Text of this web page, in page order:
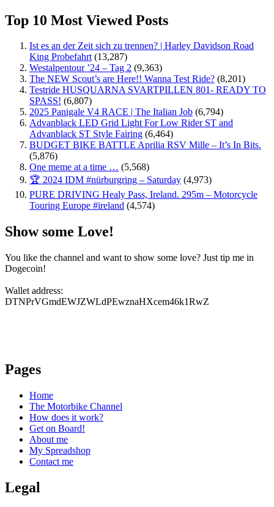
Top 10 Most Viewed Posts
Ist es an der Zeit sich zu trennen? | Harley Davidson Road
King Probefahrt (13,287)
Westalpentour ’24 – Tag 2 (9,363)
The NEW Scout’s are Here!! Wanna Test Ride? (8,201)
Testride HUSQUARNA SVARTPILLEN 801- READY TO
SPASS! (6,807)
2025 Panigale V4 RACE | The Italian Job (6,794)
Advanblack LED Grid Light For Low Rider ST and
Advanblack ST Style Fairing (6,464)
BUDGET BIKE BATTLE Aprilia RSV Mille – It’s In Bits.
(5,876)
One meme at a time … (5,568)
🏆 2024 IDM #nürburgring – Saturday (4,973)
PURE DRIVING Healy Pass, Ireland. 295m – Motorcycle
Touring Europe #ireland (4,574)
Show some Love!
You like the channel and want to show some love? Just tip me in
Dogecoin!
Wallet address:
DTNPrVGmdEWJZWLdPEwznaHXcem46k1RwZ
Pages
Home
The Motorbike Channel
How does it work?
Get on Board!
About me
My Spreadshop
Contact me
Legal